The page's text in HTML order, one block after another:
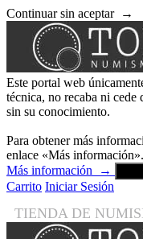
Continuar sin aceptar →
Este portal web
técnica, no recaba ni cede
sin su conocimiento.
Para obtener más
enlace «Más información».
Más información
→
Carrito Iniciar Sesión
TIENDA DE